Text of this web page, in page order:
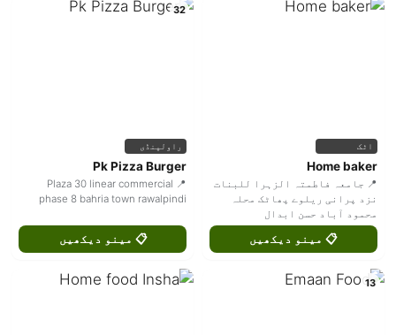
اٹک
Home baker
📍 جامعہ فاطمتہ الزہرا للبنات
نزد پرانی ریلوے پھاٹک محلہ
محمود آباد حسن ابدال
📋 مینو دیکھیں
32
راولپنڈی
Pk Pizza Burger
📍 Plaza 30 linear commercial
phase 8 bahria town rawalpindi
📋 مینو دیکھیں
13